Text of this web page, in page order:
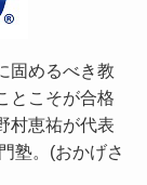
固めるべき教
とこそが合格
村恵祐が代表
塾。(おかげさ